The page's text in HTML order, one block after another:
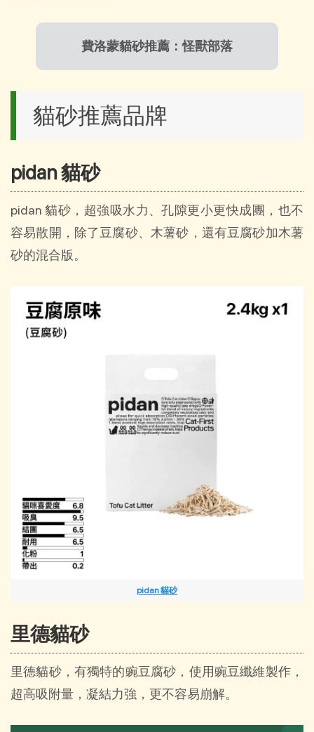
費洛蒙貓砂推薦：怪獸部落
貓砂推薦品牌
pidan 貓砂
pidan 貓砂，超強吸水力、孔隙更小更快成團，也不
容易散開，除了豆腐砂、木薯砂，還有豆腐砂加木薯
砂的混合版。
pidan 貓砂
里德貓砂
里德貓砂，有獨特的豌豆腐砂，使用豌豆纖維製作，
超高吸附量，凝結力強，更不容易崩解。